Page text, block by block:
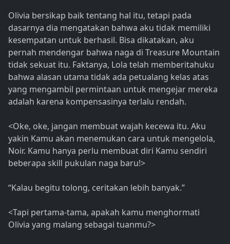
Olivia bersikap baik tentang hal itu, tetapi pada
dasarnya dia mengatakan bahwa aku tidak memiliki
kesempatan untuk berhasil. Bisa dikatakan, aku
pernah mendengar bahwa naga di Treasure Mountain
tidak sekuat itu. Faktanya, Lola telah memberitahuku
bahwa alasan utama tidak ada petualang kelas atas
yang mengambil permintaan untuk mengejar mereka
adalah karena kompensasinya terlalu rendah.
<Oke, oke, jangan membuat wajah kecewa itu. Aku
yakin Kamu akan menemukan cara untuk mengelola,
Noir. Kamu hanya perlu membuat diri Kamu sendiri
beberapa skill pukulan naga baru!>
“Kalau begitu tolong, ceritakan lebih banyak.”
<Tapi pertama-tama, apakah kamu menghormati
Olivia yang malang sebagai tuanmu?>